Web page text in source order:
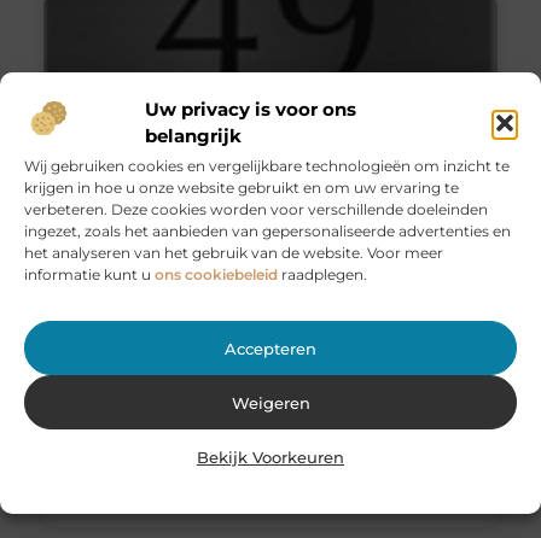
Uw privacy is voor ons
belangrijk
Wij gebruiken cookies en vergelijkbare technologieën om inzicht te
krijgen in hoe u onze website gebruikt en om uw ervaring te
verbeteren. Deze cookies worden voor verschillende doeleinden
ingezet, zoals het aanbieden van gepersonaliseerde advertenties en
het analyseren van het gebruik van de website. Voor meer
informatie kunt u ons cookiebeleid raadplegen.
Accepteren
Weigeren
Bekijk Voorkeuren
De Naambordensite, de online
Heb jij bij vrienden een mooi rvs naambord naast de